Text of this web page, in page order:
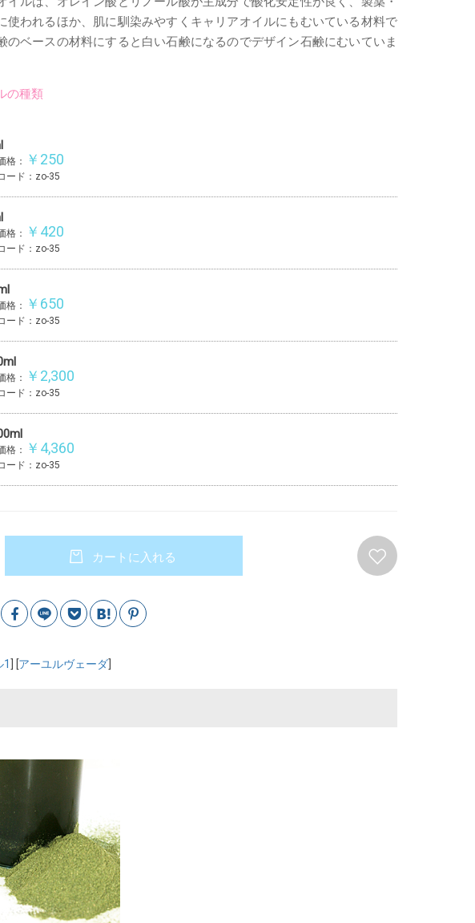
使われるほか、肌に馴染みやすくキャリアオイルにもむいている材料で
のベースの材料にすると白い石鹸になるのでデザイン石鹸にむいていま
の種類
格： ￥250
ード：zo-35
格： ￥420
ード：zo-35
格： ￥650
ード：zo-35
格： ￥2,300
ード：zo-35
格： ￥4,360
ード：zo-35
カートに入れる
] [アーユルヴェーダ]